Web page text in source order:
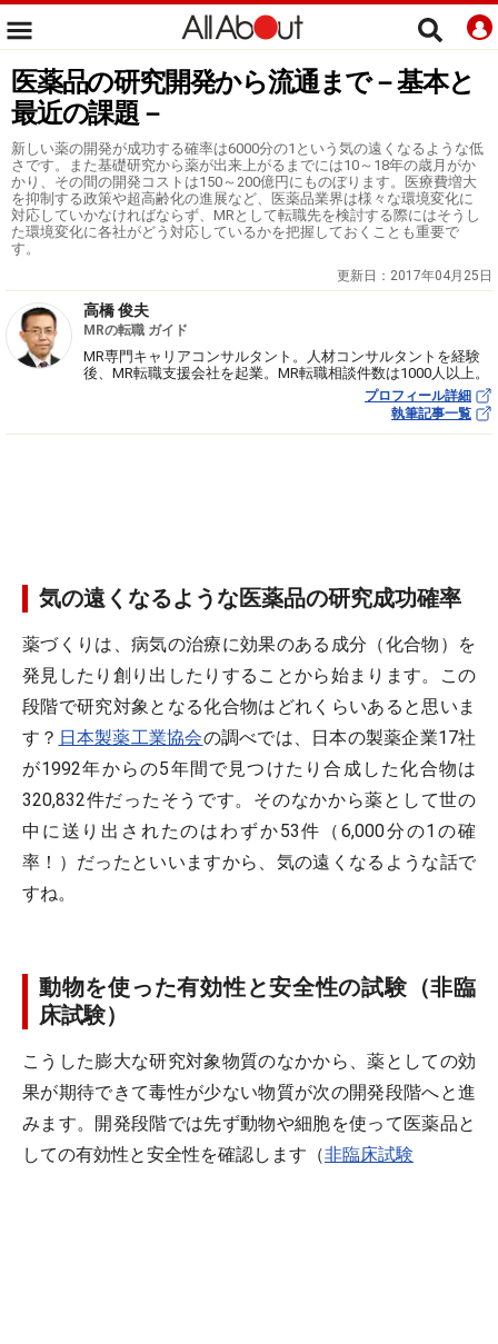
医薬品の研究開発から流通まで－基本と
最近の課題－
新しい薬の開発が成功する確率は6000分の1という気の遠くなるような低
さです。また基礎研究から薬が出来上がるまでには10～18年の歳月がか
かり、その間の開発コストは150～200億円にものぼります。医療費増大
を抑制する政策や超高齢化の進展など、医薬品業界は様々な環境変化に
対応していかなければならず、MRとして転職先を検討する際にはそうし
た環境変化に各社がどう対応しているかを把握しておくことも重要で
す。
更新日： 2017年04月25日
高橋 俊夫
MRの転職 ガイド
MR専門キャリアコンサルタント。人材コンサルタントを経験
後、MR転職支援会社を起業。MR転職相談件数は1000人以上。
プロフィール詳細
執筆記事一覧
気の遠くなるような医薬品の研究成功確率
薬づくりは、病気の治療に効果のある成分（化合物）を
発見したり創り出したりすることから始まります。この
段階で研究対象となる化合物はどれくらいあると思いま
す？ 日本製薬工業協会の調べでは、日本の製薬企業17社
が1992年からの5年間で見つけたり合成した化合物は
320,832件だったそうです。そのなかから薬として世の
中に送り出されたのはわずか53件（6,000分の1の確
率！）だったといいますから、気の遠くなるような話で
すね。
動物を使った有効性と安全性の試験（非臨
床試験）
こうした膨大な研究対象物質のなかから、薬としての効
果が期待できて毒性が少ない物質が次の開発段階へと進
みます。開発段階では先ず動物や細胞を使って医薬品と
しての有効性と安全性を確認します（非臨床試験